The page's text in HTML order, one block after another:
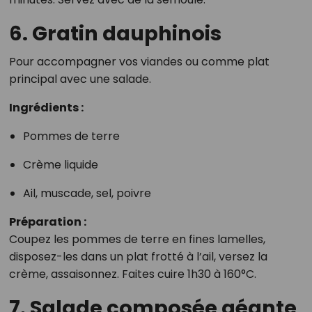
6. Gratin dauphinois
Pour accompagner vos viandes ou comme plat
principal avec une salade.
Ingrédients :
Pommes de terre
Crème liquide
Ail, muscade, sel, poivre
Préparation :
Coupez les pommes de terre en fines lamelles,
disposez-les dans un plat frotté à l’ail, versez la
crème, assaisonnez. Faites cuire 1h30 à 160°C.